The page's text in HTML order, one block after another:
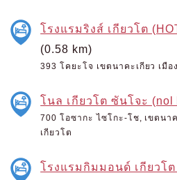
โรงแรมริงส์ เกียวโต
(0.58 km)
393 โคยะโจ เขตนาคะเกียว เมือ
โนล เกียวโต ซันโจะ (nol
700 โอซากะ ไซโกะ-โช, เขตนา
เกียวโต
โรงแรมกิมมอนด์ เกียวโต